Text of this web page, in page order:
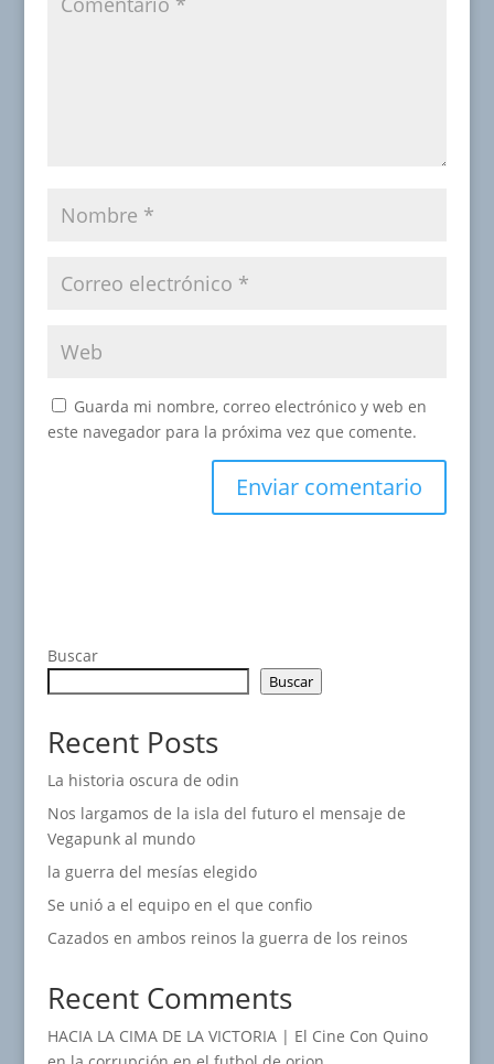
Guarda mi nombre, correo electrónico y web en
este navegador para la próxima vez que comente.
Buscar
Buscar
Recent Posts
La historia oscura de odin
Nos largamos de la isla del futuro el mensaje de
Vegapunk al mundo
la guerra del mesías elegido
Se unió a el equipo en el que confio
Cazados en ambos reinos la guerra de los reinos
Recent Comments
HACIA LA CIMA DE LA VICTORIA | El Cine Con Quino